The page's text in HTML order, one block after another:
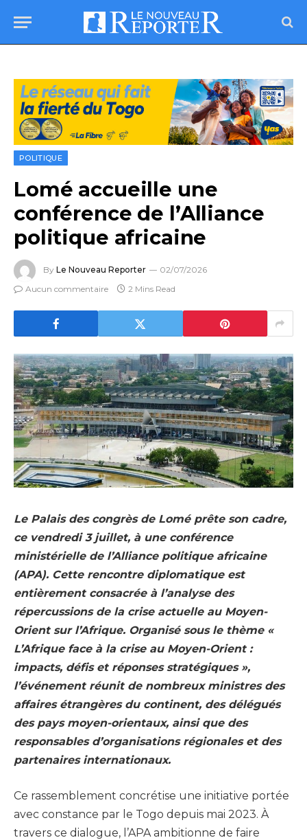
POLITIQUE
Lomé accueille une
conférence de l’Alliance
politique africaine
By Le Nouveau Reporter
02/07/2026
Aucun commentaire
2 Mins Read
Le Palais des congrès de Lomé prête son cadre,
ce vendredi 3 juillet, à une conférence
ministérielle de l’Alliance politique africaine
(APA). Cette rencontre diplomatique est
entièrement consacrée à l’analyse des
répercussions de la crise actuelle au Moyen-
Orient sur l’Afrique. Organisé sous le thème «
L’Afrique face à la crise au Moyen-Orient :
impacts, défis et réponses stratégiques »,
l’événement réunit de nombreux ministres des
affaires étrangères du continent, des délégués
des pays moyen-orientaux, ainsi que des
responsables d’organisations régionales et des
partenaires internationaux.
Ce rassemblement concrétise une initiative portée
avec constance par le Togo depuis mai 2023. À
travers ce dialogue, l’APA ambitionne de faire